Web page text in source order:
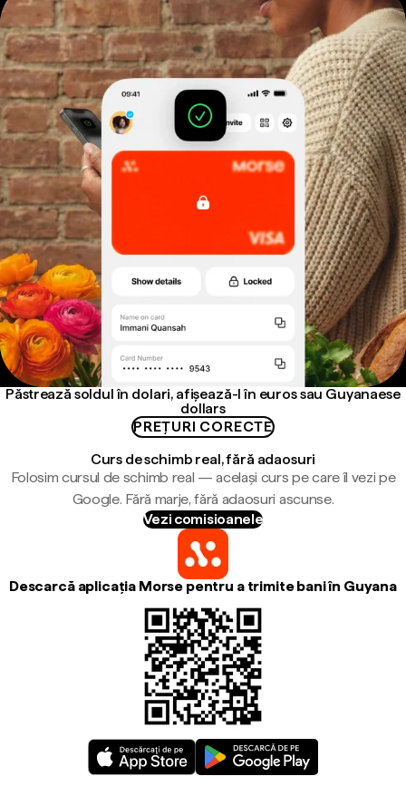
Păstrează soldul în dolari, afișează-l în euros sau Guyanaese
dollars
PREȚURI CORECTE
Curs de schimb real, fără adaosuri
Folosim cursul de schimb real — același curs pe care îl vezi pe
Google. Fără marje, fără adaosuri ascunse.
Vezi comisioanele
Descarcă aplicația Morse pentru a trimite bani în Guyana